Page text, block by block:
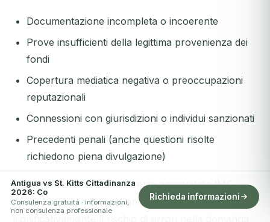
Documentazione incompleta o incoerente
Prove insufficienti della legittima provenienza dei
fondi
Copertura mediatica negativa o preoccupazioni
reputazionali
Connessioni con giurisdizioni o individui sanzionati
Precedenti penali (anche questioni risolte
richiedono piena divulgazione)
Affidarsi a una società esperta accreditataIMC
come Mirabello Consultancy riduce
Antigua vs St. Kitts Cittadinanza
2026: Co
Consulenza gratuita · informazioni,
non consulenza professionale
Richieda informazioni